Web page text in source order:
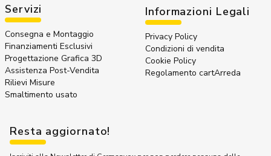
Servizi
Consegna e Montaggio
Finanziamenti Esclusivi
Progettazione Grafica 3D
Assistenza Post-Vendita
Rilievi Misure
Smaltimento usato
Informazioni Legali
Privacy Policy
Condizioni di vendita
Cookie Policy
Regolamento cartArreda
Resta aggiornato!